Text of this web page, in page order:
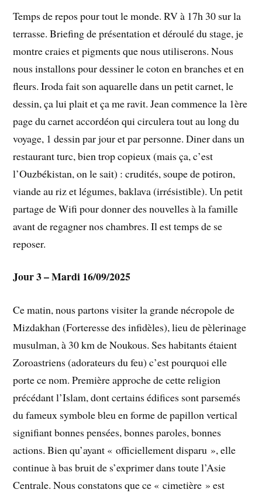
Temps de repos pour tout le monde. RV à 17h 30 sur la
terrasse. Briefing de présentation et déroulé du stage, je
montre craies et pigments que nous utiliserons. Nous
nous installons pour dessiner le coton en branches et en
fleurs. Iroda fait son aquarelle dans un petit carnet, le
dessin, ça lui plait et ça me ravit. Jean commence la 1ère
page du carnet accordéon qui circulera tout au long du
voyage, 1 dessin par jour et par personne. Diner dans un
restaurant turc, bien trop copieux (mais ça, c’est
l’Ouzbékistan, on le sait) : crudités, soupe de potiron,
viande au riz et légumes, baklava (irrésistible). Un petit
partage de Wifi pour donner des nouvelles à la famille
avant de regagner nos chambres. Il est temps de se
reposer.
Jour 3 – Mardi 16/09/2025
Ce matin, nous partons visiter la grande nécropole de
Mizdakhan (Forteresse des infidèles), lieu de pèlerinage
musulman, à 30 km de Noukous. Ses habitants étaient
Zoroastriens (adorateurs du feu) c’est pourquoi elle
porte ce nom. Première approche de cette religion
précédant l’Islam, dont certains édifices sont parsemés
du fameux symbole bleu en forme de papillon vertical
signifiant bonnes pensées, bonnes paroles, bonnes
actions. Bien qu’ayant « officiellement disparu », elle
continue à bas bruit de s’exprimer dans toute l’Asie
Centrale. Nous constatons que ce « cimetière » est